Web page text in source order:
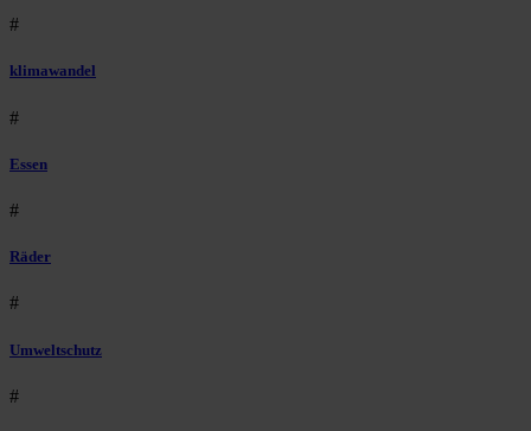
#
klimawandel
#
Essen
#
Räder
#
Umweltschutz
#